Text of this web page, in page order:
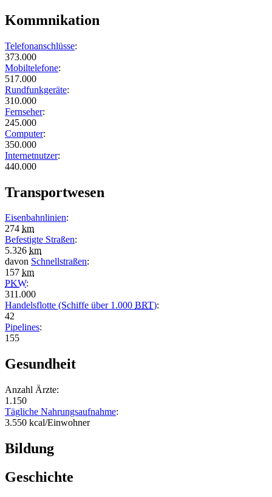
Kommnikation
Telefonanschlüsse:
373.000
Mobiltelefone:
517.000
Rundfunkgeräte:
310.000
Fernseher:
245.000
Computer:
350.000
Internetnutzer:
440.000
Transportwesen
Eisenbahnlinien:
274 km
Befestigte Straßen:
5.326 km
davon Schnellstraßen:
157 km
PKW:
311.000
Handelsflotte (Schiffe über 1.000 BRT):
42
Pipelines:
155
Gesundheit
Anzahl Ärzte:
1.150
Tägliche Nahrungsaufnahme:
3.550 kcal/Einwohner
Bildung
Geschichte